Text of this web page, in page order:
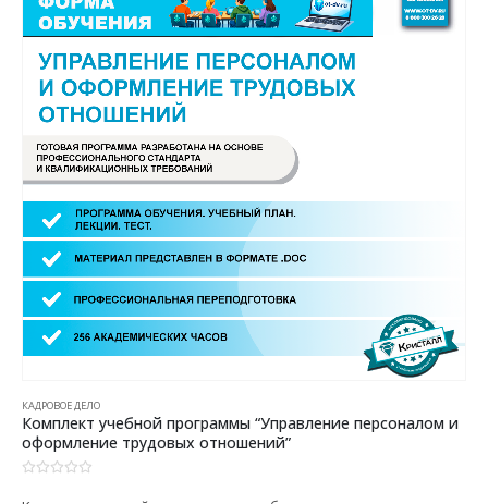
КАДРОВОЕ ДЕЛО
Комплект учебной программы “Управление персоналом и
оформление трудовых отношений”